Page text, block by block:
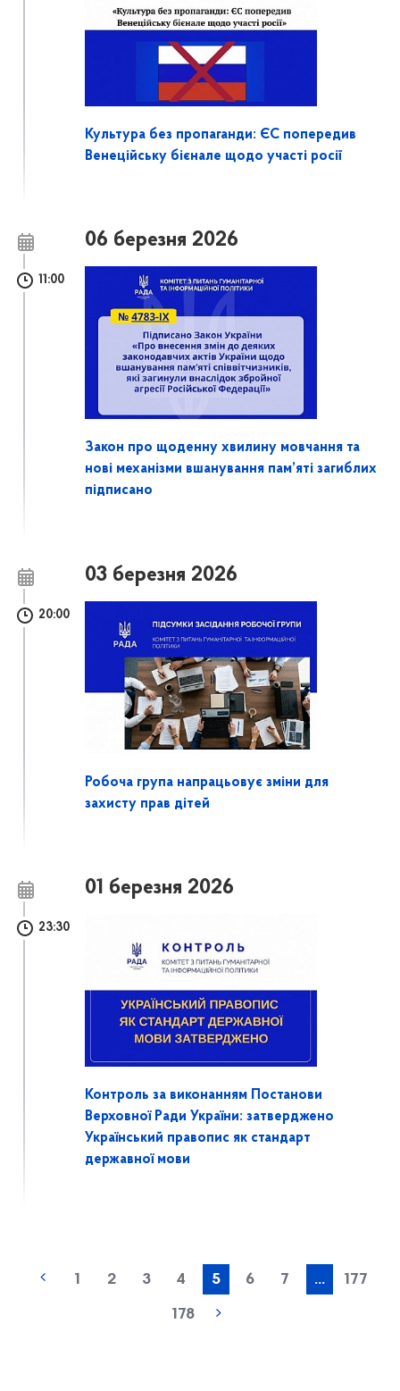
Культура без пропаганди: ЄС попередив
Венеційську бієнале щодо участі росії
06 березня 2026
11:00
Закон про щоденну хвилину мовчання та
нові механізми вшанування пам’яті загиблих
підписано
03 березня 2026
20:00
Робоча група напрацьовує зміни для
захисту прав дітей
01 березня 2026
23:30
Контроль за виконанням Постанови
Верховної Ради України: затверджено
Український правопис як стандарт
державної мови
1 2 3 4 5 6 7 ... 177
178